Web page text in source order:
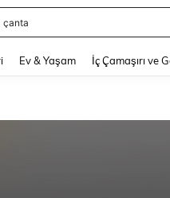
çanta
Ev & Yaşam İç Çamaşırı ve